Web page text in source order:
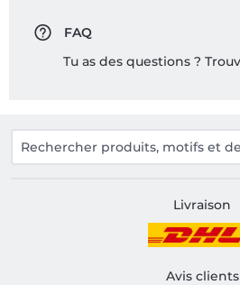
FAQ
Tu as des questions ?
Livraison
Avis clients